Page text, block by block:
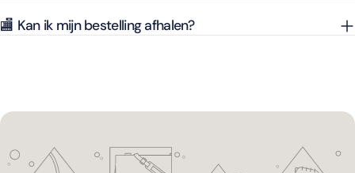
🏬 Kan ik mijn bestelling afhalen?